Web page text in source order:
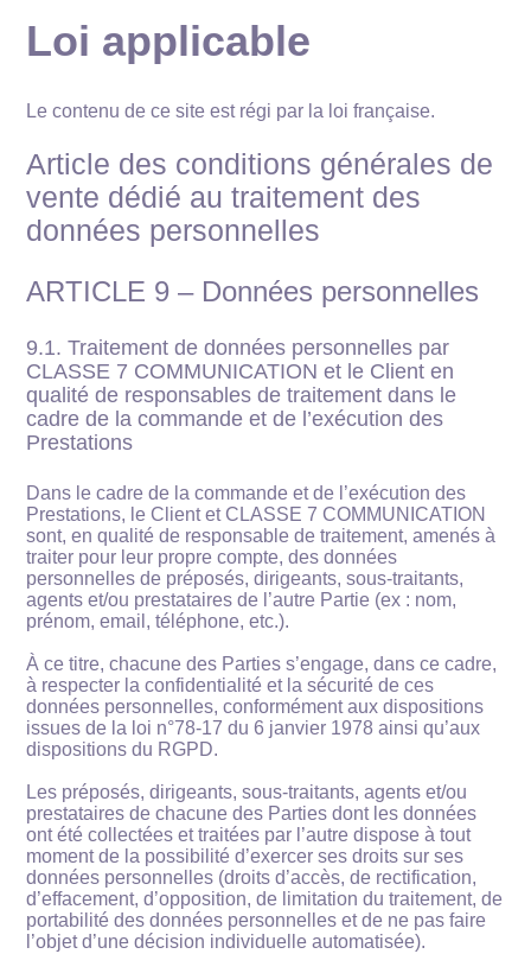
Loi applicable
Le contenu de ce site est régi par la loi française.
Article des conditions générales de
vente dédié au traitement des
données personnelles
ARTICLE 9 – Données personnelles
9.1. Traitement de données personnelles par
CLASSE 7 COMMUNICATION et le Client en
qualité de responsables de traitement dans le
cadre de la commande et de l’exécution des
Prestations
Dans le cadre de la commande et de l’exécution des
Prestations, le Client et CLASSE 7 COMMUNICATION
sont, en qualité de responsable de traitement, amenés à
traiter pour leur propre compte, des données
personnelles de préposés, dirigeants, sous-traitants,
agents et/ou prestataires de l’autre Partie (ex : nom,
prénom, email, téléphone, etc.).
À ce titre, chacune des Parties s’engage, dans ce cadre,
à respecter la confidentialité et la sécurité de ces
données personnelles, conformément aux dispositions
issues de la loi n°78-17 du 6 janvier 1978 ainsi qu’aux
dispositions du RGPD.
Les préposés, dirigeants, sous-traitants, agents et/ou
prestataires de chacune des Parties dont les données
ont été collectées et traitées par l’autre dispose à tout
moment de la possibilité d’exercer ses droits sur ses
données personnelles (droits d’accès, de rectification,
d’effacement, d’opposition, de limitation du traitement, de
portabilité des données personnelles et de ne pas faire
l’objet d’une décision individuelle automatisée).